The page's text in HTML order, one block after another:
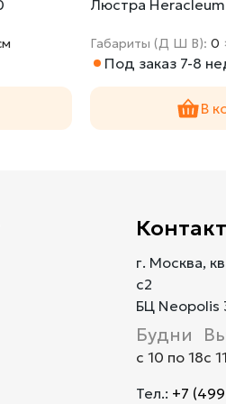
Люстра
Габариты (Д Ш В):0
Под заказ 7-8
В
г. Москва,
с2
БЦ Neopolis
Будни
с 10 по 18с
Тел.: +7